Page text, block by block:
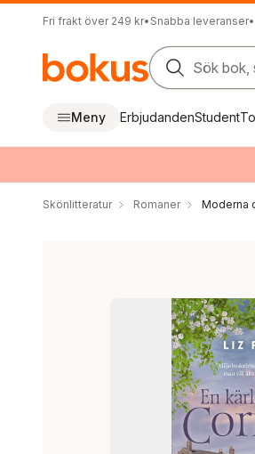
Fri frakt över 249 kr• Snabba leveranser•
Sök bok,
Meny ErbjudandenStudent
Skönlitteratur Romaner Moderna